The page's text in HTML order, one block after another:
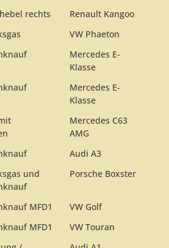
rechts
Renault Kangoo
VW Phaeton
Mercedes E-
Klasse
Mercedes E-
Klasse
Mercedes C63
AMG
Audi A3
und
Porsche Boxster
MFD1
VW Golf
MFD1
VW Touran